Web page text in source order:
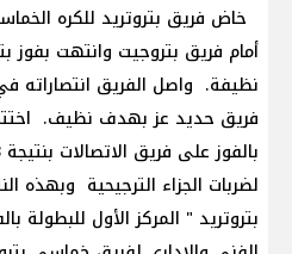
أمام فريق بتروجيت وانتهت بفوز
نظيفة. واصل الفريق انتصاراته
فريق حديد عز بهدف نظيف. اختتم
لضربات الجزاء الترجيحية وبهذه
بتروتريد " المركز الأول للبطولة